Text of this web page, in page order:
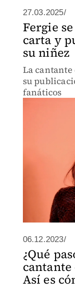
27.03.2025/
Fergie
carta y
su niñez
La
su
fanáticos
06.12.2023/
¿Qué
cantante
Así es